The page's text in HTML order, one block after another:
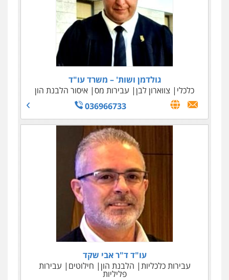
גולדמן ושות' – משרד עו"ד
כלכלי
צווארון לבן עבירות מס איסור הלבנת הון
036966733
עו"ד ד"ר אבי שקד
עבירות כלכליות
הלבנת הון חילוטים עבירות
פליליות